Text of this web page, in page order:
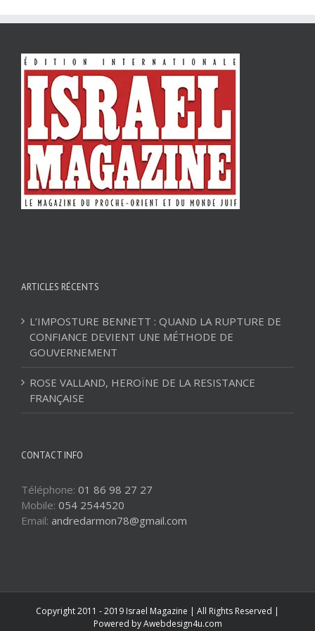
ARTICLES RÉCENTS
L’IMPOSTURE BENNETT : QUAND LA RUPTURE DE
CONFIANCE DEVIENT UNE MÉTHODE DE
GOUVERNEMENT
ROSE VALLAND, HEROÏNE DE LA RESISTANCE
FRANÇAISE
CONTACT INFO
Téléphone: 01 86 98 27 27
Mobile: 054 2544520
Email: andredarmon78@gmail.com
Copyright 2011 - 2019 Israel Magazine | All Rights Reserved |
Powered byAwebdesign4u.com